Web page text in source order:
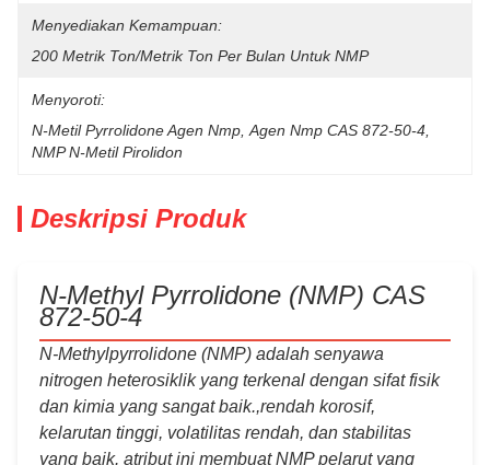
Menyediakan Kemampuan:
200 Metrik Ton/Metrik Ton Per Bulan Untuk NMP
Menyoroti:
N-Metil Pyrrolidone Agen Nmp Agen Nmp CAS 872-50-4
NMP N-Metil Pirolidon
Deskripsi Produk
N-Methyl Pyrrolidone (NMP) CAS
872-50-4
N-Methylpyrrolidone (NMP) adalah senyawa
nitrogen heterosiklik yang terkenal dengan sifat fisik
dan kimia yang sangat baik.,rendah korosif,
kelarutan tinggi, volatilitas rendah, dan stabilitas
yang baik. atribut ini membuat NMP pelarut yang